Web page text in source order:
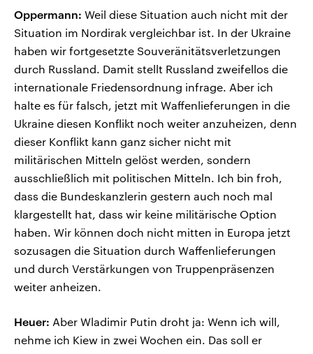
Oppermann: Weil diese Situation auch nicht mit der
Situation im Nordirak vergleichbar ist. In der Ukraine
haben wir fortgesetzte Souveränitätsverletzungen
durch Russland. Damit stellt Russland zweifellos die
internationale Friedensordnung infrage. Aber ich
halte es für falsch, jetzt mit Waffenlieferungen in die
Ukraine diesen Konflikt noch weiter anzuheizen, denn
dieser Konflikt kann ganz sicher nicht mit
militärischen Mitteln gelöst werden, sondern
ausschließlich mit politischen Mitteln. Ich bin froh,
dass die Bundeskanzlerin gestern auch noch mal
klargestellt hat, dass wir keine militärische Option
haben. Wir können doch nicht mitten in Europa jetzt
sozusagen die Situation durch Waffenlieferungen
und durch Verstärkungen von Truppenpräsenzen
weiter anheizen.
Heuer: Aber Wladimir Putin droht ja: Wenn ich will,
nehme ich Kiew in zwei Wochen ein. Das soll er